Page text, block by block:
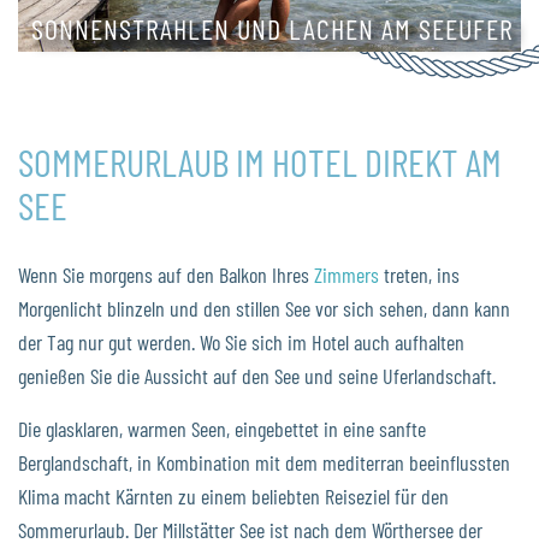
SONNENSTRAHLEN UND LACHEN AM SEEUFER
SOMMERURLAUB IM HOTEL DIREKT AM
SEE
Wenn Sie morgens auf den Balkon IhresZimmerstreten, ins
Morgenlicht blinzeln und den stillen See vor sich sehen, dann kann
der Tag nur gut werden. Wo Sie sich im Hotel auch aufhalten
genießen Sie die Aussicht auf den See und seine Uferlandschaft.
Die glasklaren, warmen Seen, eingebettet in eine sanfte
Berglandschaft, in Kombination mit dem mediterran beeinflussten
Klima macht Kärnten zu einem beliebten Reiseziel für den
Sommerurlaub. Der Millstätter See ist nach dem Wörthersee der